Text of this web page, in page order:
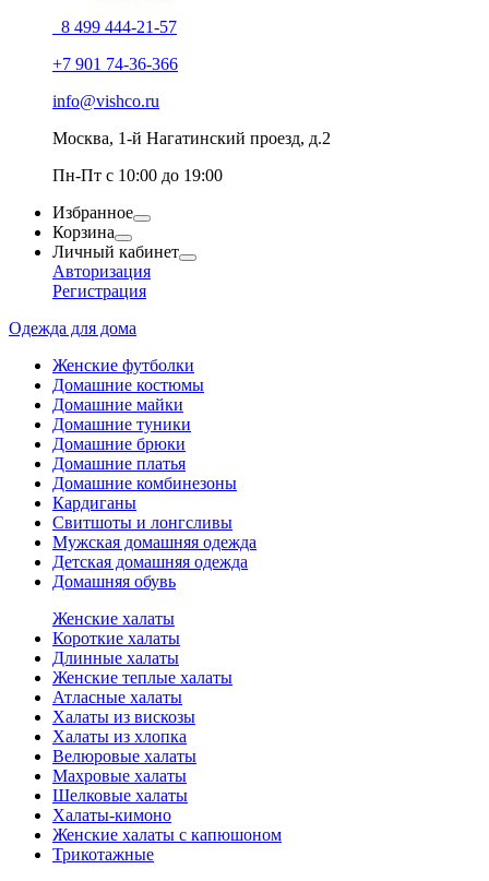
8 499 444-21-57
+7 901 74-36-366
info@vishco.ru
Москва, 1-й Нагатинский проезд, д.2
Пн-Пт с 10:00 до 19:00
Избранное
Корзина
Личный кабинет
Авторизация
Регистрация
Одежда для дома
Женские футболки
Домашние костюмы
Домашние майки
Домашние туники
Домашние брюки
Домашние платья
Домашние комбинезоны
Кардиганы
Свитшоты и лонгсливы
Мужская домашняя одежда
Детская домашняя одежда
Домашняя обувь
Женские халаты
Короткие халаты
Длинные халаты
Женские теплые халаты
Атласные халаты
Халаты из вискозы
Халаты из хлопка
Велюровые халаты
Махровые халаты
Шелковые халаты
Халаты-кимоно
Женские халаты с капюшоном
Трикотажные